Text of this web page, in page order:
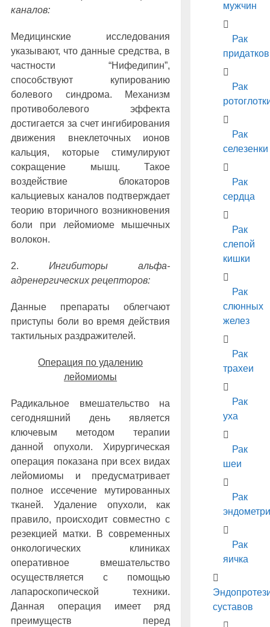
каналов:
Медицинские исследования
указывают, что данные средства, в
частности “Нифедипин”,
способствуют купированию
болевого синдрома. Механизм
противоболевого эффекта
достигается за счет ингибирования
движения внеклеточных ионов
кальция, которые стимулируют
сокращение мышц. Такое
воздействие блокаторов
кальциевых каналов подтверждает
теорию вторичного возникновения
боли при лейомиоме мышечных
волокон.
2. Ингибиторы альфа-
адренергических рецепторов:
Данные препараты облегчают
приступы боли во время действия
тактильных раздражителей.
Операция по удалению
лейомиомы
Радикальное вмешательство на
сегодняшний день является
ключевым методом терапии
данной опухоли. Хирургическая
операция показана при всех видах
лейомиомы и предусматривает
полное иссечение мутированных
тканей. Удаление опухоли, как
правило, происходит совместно с
резекцией матки. В современных
онкологических клиниках
оперативное вмешательство
осуществляется с помощью
лапароскопической техники.
Данная операция имеет ряд
преимуществ перед
мужчин
Рак
придатков
Рак
Рак
селезенки
Рак
сердца
Рак
слепой
кишки
Рак
слюнных
желез
Рак
трахеи
Рак
уха
Рак
шеи
Рак
Рак
яичка
суставов